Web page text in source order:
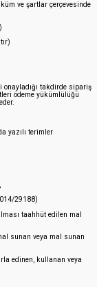
ve şartlar çerçevesinde
takdirde sipariş
ödeme yükümlülüğü
yazılı terimler
29188)
taahhüt edilen mal
sunan veya mal sunan
edinen, kullanan veya